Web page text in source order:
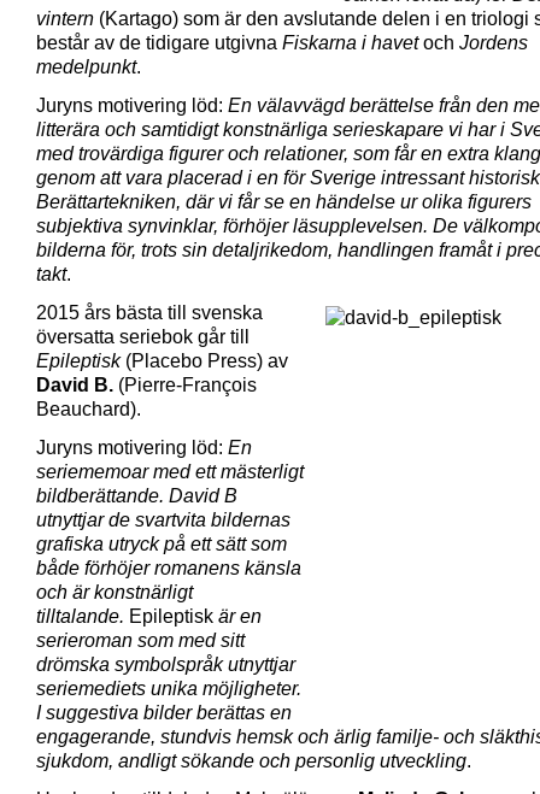
vintern (Kartago) som är den avslutande delen i en triologi
består av de tidigare utgivna Fiskarna i havetoch Jordens
medelpunkt.
Juryns motivering löd: En välavvägd berättelse från den
litterära och samtidigt konstnärliga serieskapare vi har i
med trovärdiga figurer och relationer, som får en extra
genom att vara placerad i en för Sverige intressant
Berättartekniken, där vi får se en händelse ur olika figurers
subjektiva synvinklar, förhöjer läsupplevelsen. De
bilderna för, trots sin detaljrikedom, handlingen framåt i
takt.
2015 års bästa till svenska
översatta seriebok går till
Epileptisk(Placebo Press) av
David B. (Pierre-François
Beauchard).
Juryns motivering löd: En
seriememoar med ett mästerligt
bildberättande. David B
utnyttjar de svartvita bildernas
grafiska utryck på ett sätt som
både förhöjer romanens känsla
och är konstnärligt
tilltalande. Epileptisk är en
serieroman som med sitt
drömska symbolspråk utnyttjar
seriemediets unika möjligheter.
I suggestiva bilder berättas en
engagerande, stundvis hemsk och ärlig familje- och
sjukdom, andligt sökande och personlig utveckling.